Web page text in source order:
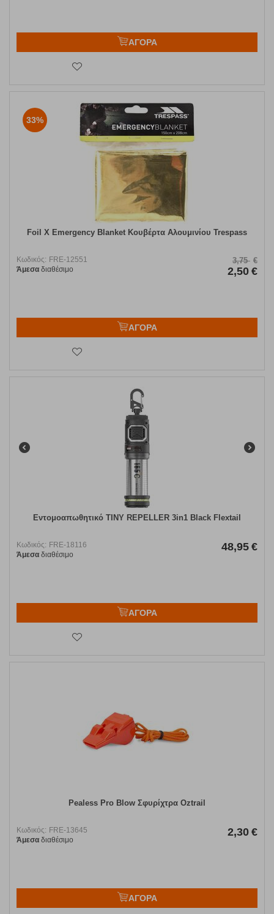
ΑΓΟΡΑ
33%
Foil X Emergency Blanket Κουβέρτα Αλουμινίου Trespass
Κωδικός: FRE-12551
Άμεσα διαθέσιμο
3,75 €
2,50 €
ΑΓΟΡΑ
Εντομοαπωθητικό TINY REPELLER 3in1 Black Flextail
Κωδικός: FRE-18116
Άμεσα διαθέσιμο
48,95 €
ΑΓΟΡΑ
Pealess Pro Blow Σφυρίχτρα Oztrail
Κωδικός: FRE-13645
Άμεσα διαθέσιμο
2,30 €
ΑΓΟΡΑ